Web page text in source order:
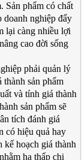
Sản phẩm có chất
doanh nghiệp đẩy
lại càng nhiều lợi
cao đời sống
phải quản lý
sản phẩm
và tính giá thành
sản phẩm sẽ
tích đánh giá
có hiệu quả hay
hoạch giá thành
hạ thấp chi